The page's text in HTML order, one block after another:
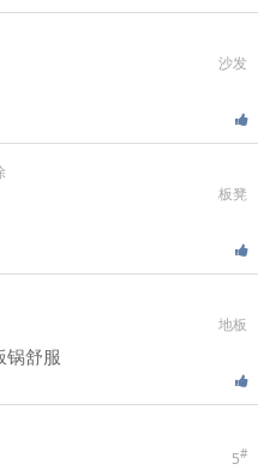
沙发
板凳
地板
锅舒服
5#